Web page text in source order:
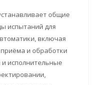
общие
испытаний для
включая
и обработки
и исполнительные